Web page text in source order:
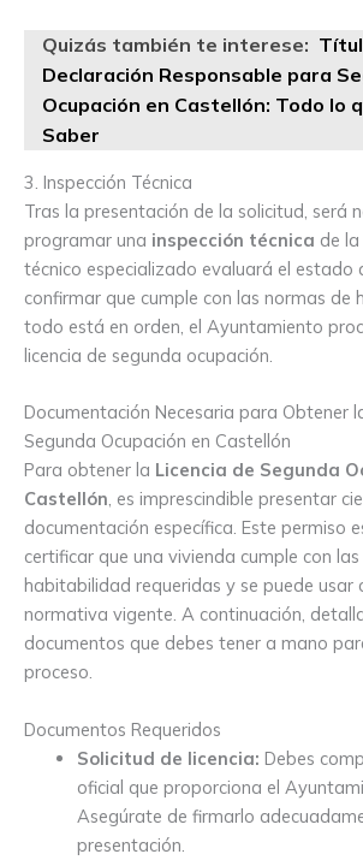
Quizás también te interese:
Declaración Responsable para
Ocupación en Castellón: Todo lo
Saber
3. Inspección Técnica
Tras la presentación de la solicitud, será
programar una inspección técnica de
técnico especializado evaluará el estado
confirmar que cumple con las normas de
todo está en orden, el Ayuntamiento
licencia de segunda ocupación.
Documentación Necesaria para Obtener
Segunda Ocupación en Castellón
Para obtener la Licencia de Segunda
Castellón, es imprescindible presentar
documentación específica. Este permiso
certificar que una vivienda cumple con
habitabilidad requeridas y se puede usar
normativa vigente. A continuación,
documentos que debes tener a mano
proceso.
Documentos Requeridos
Solicitud de licencia: Debes
oficial que proporciona el
Asegúrate de firmarlo
presentación.